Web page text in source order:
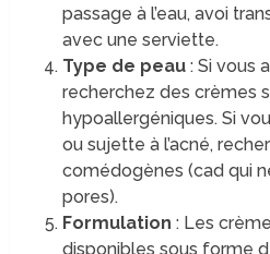
passage à l’eau, avoi
avec une serviette.
Type de peau: Si vous
recherchez des crèmes
hypoallergéniques. Si
ou sujette à l’acné,
comédogènes (cad qui
pores).
Formulation : Les
disponibles sous forme